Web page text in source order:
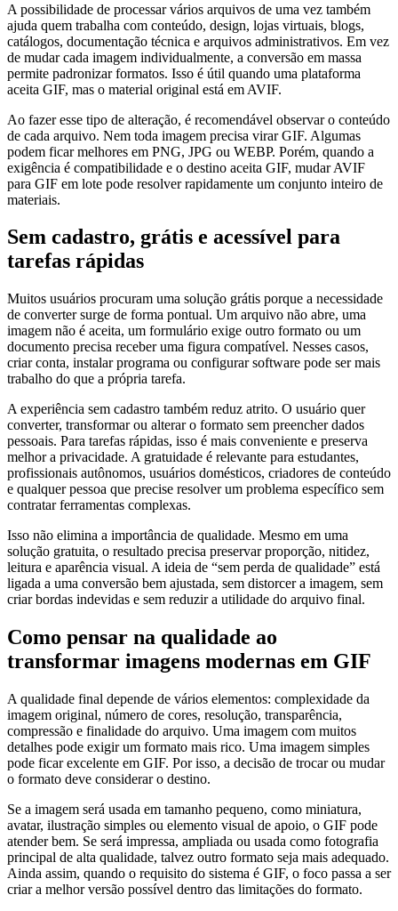
A possibilidade de processar vários arquivos de uma vez também
ajuda quem trabalha com conteúdo, design, lojas virtuais, blogs,
catálogos, documentação técnica e arquivos administrativos. Em vez
de mudar cada imagem individualmente, a conversão em massa
permite padronizar formatos. Isso é útil quando uma plataforma
aceita GIF, mas o material original está em AVIF.
Ao fazer esse tipo de alteração, é recomendável observar o conteúdo
de cada arquivo. Nem toda imagem precisa virar GIF. Algumas
podem ficar melhores em PNG, JPG ou WEBP. Porém, quando a
exigência é compatibilidade e o destino aceita GIF, mudar AVIF
para GIF em lote pode resolver rapidamente um conjunto inteiro de
materiais.
Sem cadastro, grátis e acessível para
tarefas rápidas
Muitos usuários procuram uma solução grátis porque a necessidade
de converter surge de forma pontual. Um arquivo não abre, uma
imagem não é aceita, um formulário exige outro formato ou um
documento precisa receber uma figura compatível. Nesses casos,
criar conta, instalar programa ou configurar software pode ser mais
trabalho do que a própria tarefa.
A experiência sem cadastro também reduz atrito. O usuário quer
converter, transformar ou alterar o formato sem preencher dados
pessoais. Para tarefas rápidas, isso é mais conveniente e preserva
melhor a privacidade. A gratuidade é relevante para estudantes,
profissionais autônomos, usuários domésticos, criadores de conteúdo
e qualquer pessoa que precise resolver um problema específico sem
contratar ferramentas complexas.
Isso não elimina a importância de qualidade. Mesmo em uma
solução gratuita, o resultado precisa preservar proporção, nitidez,
leitura e aparência visual. A ideia de “sem perda de qualidade” está
ligada a uma conversão bem ajustada, sem distorcer a imagem, sem
criar bordas indevidas e sem reduzir a utilidade do arquivo final.
Como pensar na qualidade ao
transformar imagens modernas em GIF
A qualidade final depende de vários elementos: complexidade da
imagem original, número de cores, resolução, transparência,
compressão e finalidade do arquivo. Uma imagem com muitos
detalhes pode exigir um formato mais rico. Uma imagem simples
pode ficar excelente em GIF. Por isso, a decisão de trocar ou mudar
o formato deve considerar o destino.
Se a imagem será usada em tamanho pequeno, como miniatura,
avatar, ilustração simples ou elemento visual de apoio, o GIF pode
atender bem. Se será impressa, ampliada ou usada como fotografia
principal de alta qualidade, talvez outro formato seja mais adequado.
Ainda assim, quando o requisito do sistema é GIF, o foco passa a ser
criar a melhor versão possível dentro das limitações do formato.